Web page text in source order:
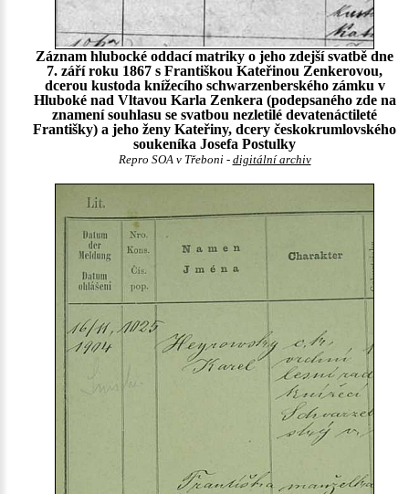
Záznam hlubocké oddací matriky o jeho zdejší svatbě dne
7. září roku 1867 s Františkou Kateřinou Zenkerovou,
dcerou kustoda knížecího schwarzenberského zámku v
Hluboké nad Vltavou Karla Zenkera (podepsaného zde na
znamení souhlasu se svatbou nezletilé devatenáctileté
Františky) a jeho ženy Kateřiny, dcery českokrumlovského
soukeníka Josefa Postulky
Repro SOA v Třeboni - digitální archiv